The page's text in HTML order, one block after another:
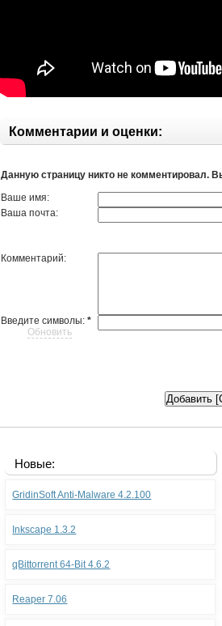
Комментарии и оценки:
Данную страницу никто не комментировал.
Ваше имя:
Ваша почта:
Комментарий:
Введите символы:*
Обновить
Новые:
GridinSoft Anti-Malware 4.2.100
Inkscape 1.3.2
qBittorrent 64-Bit 4.6.2
Reaper 7.06